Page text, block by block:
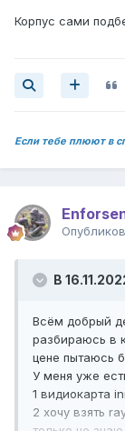
Корпус сами
Если тебе плюют в
В
Всём добрый
разбираюсь в
цене пытаюсь
У меня уже
1 видиокарта
2 хочу взять